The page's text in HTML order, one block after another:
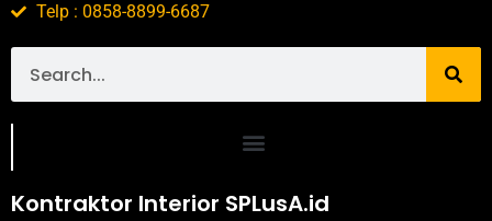
Telp : 0858-8899-6687
Kontraktor Interior SPLusA.id